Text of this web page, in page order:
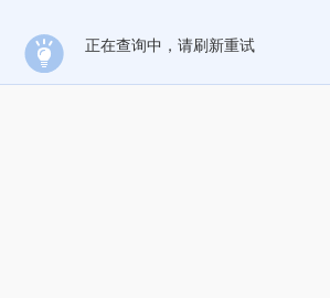
正在查询中，请刷新重试